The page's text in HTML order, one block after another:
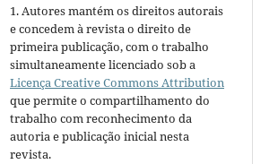
1. Autores mantém os direitos autorais
e concedem à revista o direito de
primeira publicação, com o trabalho
simultaneamente licenciado sob a
Licença Creative Commons Attribution
que permite o compartilhamento do
trabalho com reconhecimento da
autoria e publicação inicial nesta
revista.